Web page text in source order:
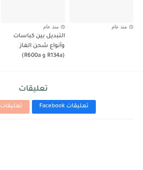
منذ عام منذ عام
التبديل بين كباسات
وأنواع شحن الغاز
(R134a و R600a)
تعليقات
تعليقات Facebook تعليقات Blogger